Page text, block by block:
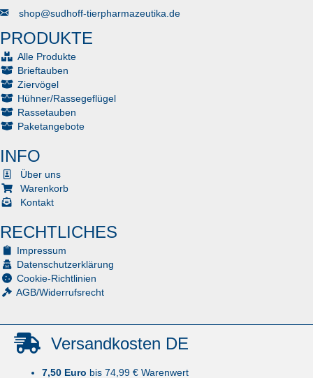
Senden Sie uns eine E-Mail
shop@sudhoff-tierpharmazeutika.de
PRODUKTE
Alle Produkte
Brieftauben
Ziervögel
Hühner/Rassegeflügel
Rassetauben
Paketangebote
INFO
Über uns
Warenkorb
Kontakt
RECHTLICHES
Impressum
Datenschutzerklärung
Cookie-Richtlinien
AGB/Widerrufsrecht
Versandkosten DE
7,50 Euro bis 74,99 € Warenwert